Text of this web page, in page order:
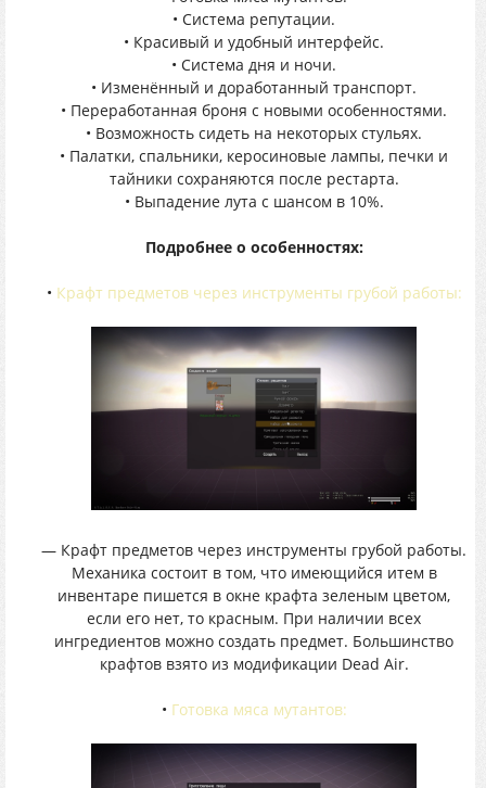
• Система репутации.
• Красивый и удобный интерфейс.
• Система дня и ночи.
• Изменённый и доработанный транспорт.
• Переработанная броня с новыми особенностями.
• Возможность сидеть на некоторых стульях.
• Палатки, спальники, керосиновые лампы, печки и
тайники сохраняются после рестарта.
• Выпадение лута с шансом в 10%.
Подробнее о особенностях:
• Крафт предметов через инструменты грубой работы:
— Крафт предметов через инструменты грубой работы.
Механика состоит в том, что имеющийся итем в
инвентаре пишется в окне крафта зеленым цветом,
если его нет, то красным. При наличии всех
ингредиентов можно создать предмет. Большинство
крафтов взято из модификации Dead Air.
• Готовка мяса мутантов: